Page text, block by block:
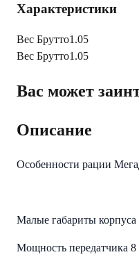
Характеристики
Вес Брутто1.05
Вес Брутто1.05
Вас может
Описание
Особенности рации
Малые габариты корпуса
Мощность передатчика